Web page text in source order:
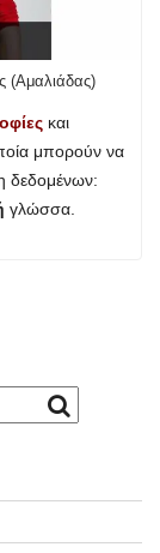
(Αμαλιάδας)
και
μπορούν να
δεδομένων:
γλώσσα.